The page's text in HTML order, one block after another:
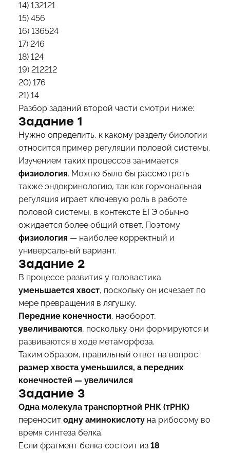
14) 132121
15) 456
16) 136524
17) 246
18) 124
19) 212212
20) 176
21) 14
Разбор заданий второй части смотри ниже:
Задание 1
Нужно определить, к какому разделу биологии
относится пример регуляции половой системы.
Изучением таких процессов занимается
физиология. Можно было бы рассмотреть
также эндокринологию, так как гормональная
регуляция играет ключевую роль в работе
половой системы, в контексте ЕГЭ обычно
ожидается более общий ответ. Поэтому
физиология — наиболее корректный и
универсальный вариант.
Задание 2
В процессе развития у головастика
уменьшается хвост, поскольку он исчезает по
мере превращения в лягушку.
Передние конечности, наоборот,
увеличиваются, поскольку они формируются и
развиваются в ходе метаморфоза.
Таким образом, правильный ответ на вопрос:
размер хвоста уменьшился, а передних
конечностей — увеличился
Задание 3
Одна молекула транспортной РНК (тРНК)
переносит одну аминокислотуна рибосому во
время синтеза белка.
Если фрагмент белка состоит из 18